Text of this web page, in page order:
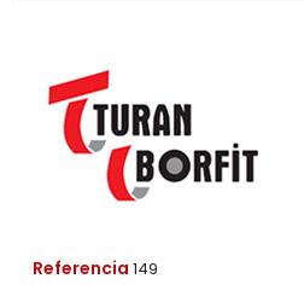
Referencia 149